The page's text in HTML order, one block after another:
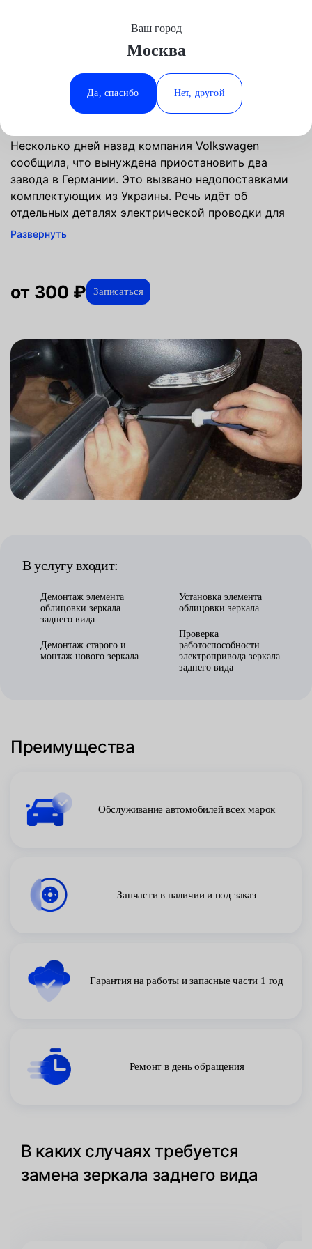
Краснодар
Минеральные Воды
Ростов-на-Дону
Ставрополь
Ваш город
Москва
Да, спасибо Нет, другой
ОтзывыАвтосервис
Замена зеркала заднего вида в
Несколько дней назад компания Volkswagen
сообщила, что вынуждена приостановить два
завода в Германии. Это вызвано недопоставками
комплектующих из Украины. Речь идёт об
отдельных деталях электрической проводки для
автомобилей. Следом Skoda сообщила о
автомобилей. Следом Skoda сообщила о
сокращении производства Речь идёт об отдельных
сокращении производства Речь идёт об отдельных
деталях электрической проводки для
автомобилей. Следом Skoda сообщила о
сокращении производства Речь идёт об отдельных
деталях
Развернуть
от 300 ₽ Записаться
В услугу входит:
Демонтаж элемента
облицовки зеркала
заднего вида
Демонтаж старого и
монтаж нового зеркала
Установка элемента
облицовки зеркала
Проверка
работоспособности
электропривода зеркала
заднего вида
Преимущества
Обслуживание автомобилей всех марок
Запчасти в наличии и под заказ
Гарантия на работы и запасные части 1 год
Ремонт в день обращения
В каких случаях требуется
замена зеркала заднего вида